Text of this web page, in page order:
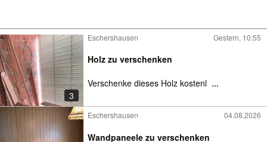
3
Eschershausen Gestern, 10:55
Holz zu verschenken
Verschenke dieses Holz kostenl ...
Eschershausen 04.08.2026
Wandpaneele zu verschenken